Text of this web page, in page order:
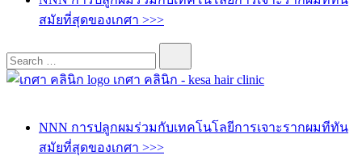
สมัยที่สุดของเกศา >>>
NNN การปลูกผมร่วมกับเทคโนโลยีการเจาะรากผมทีทัน
สมัยที่สุดของเกศา >>>